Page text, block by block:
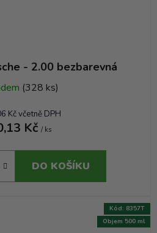
- 2.00 bezbarevná
(328 ks)
Kč včetně DPH
Kč / ks
DO KOŠÍKU
Objem 500 ml
Kód: 8357T